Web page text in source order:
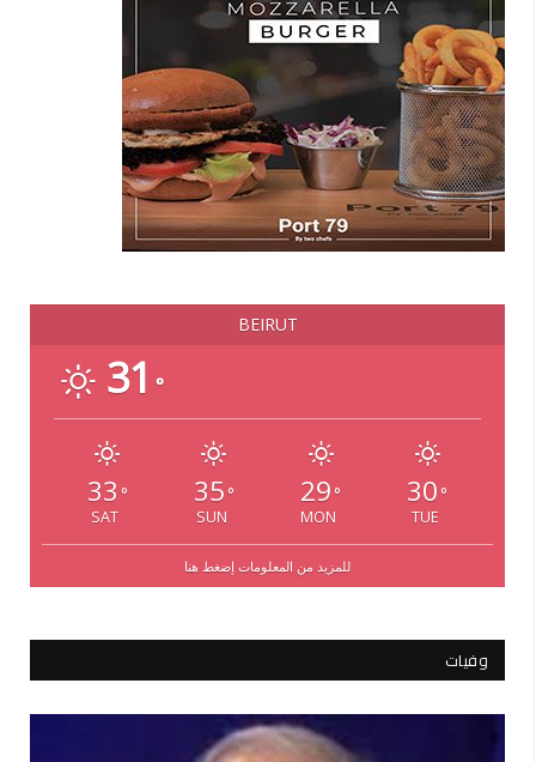
BEIRUT
31 °
33 °
SAT
35 °
SUN
29 °
MON
30 °
TUE
للمزيد من المعلومات إضغط هنا
وفيات